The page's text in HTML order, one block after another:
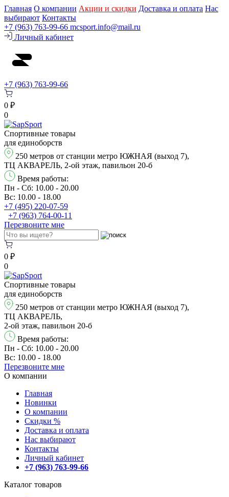
Главная О компании Акции и скидки Доставка и оплата Нас
выбирают Контакты
+7 (963) 763-99-66 mcsport.info@mail.ru
Личный кабинет
+7 (963) 763-99-66
0 ₽
0
Спортивные товары
для единоборств
250 метров от станции метро ЮЖНАЯ (выход 7),
ТЦ АКВАРЕЛЬ, 2-ой этаж, павильон 20-б
Время работы:
Пн - Сб: 10.00 - 20.00
Вс: 10.00 - 18.00
+7 (495) 220-07-59
+7 (963) 764-00-11
Перезвонитe мне
0 ₽
0
Спортивные товары
для единоборств
250 метров от станции метро ЮЖНАЯ (выход 7),
ТЦ АКВАРЕЛЬ,
2-ой этаж, павильон 20-б
Время работы:
Пн - Сб: 10.00 - 20.00
Вс: 10.00 - 18.00
Перезвонитe мне
О компании
Главная
Новинки
О компании
Скидки %
Доставка и оплата
Нас выбирают
Контакты
Личный кабинет
+7 (963) 763-99-66
Каталог товаров